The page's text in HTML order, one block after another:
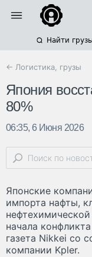
Найти
← Логистика, грузы
Япония
80%
06:35, 6 Июня 2026
Японские
импорта нафты,
начала
газета Nikkei со
компании Kpler.